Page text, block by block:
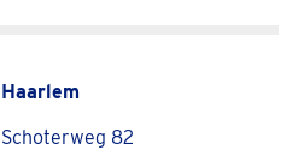
Haarlem
Schoterweg 82